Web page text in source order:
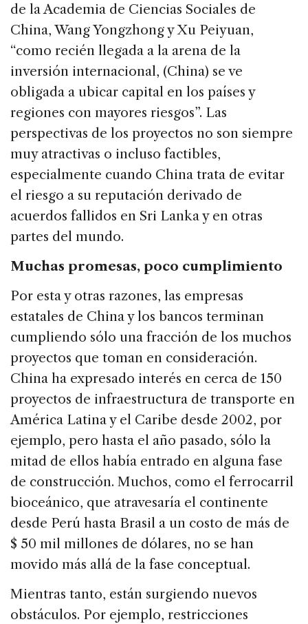
de la Academia de Ciencias Sociales de
China, Wang Yongzhong y Xu Peiyuan,
“como recién llegada a la arena de la
inversión internacional, (China) se ve
obligada a ubicar capital en los países y
regiones con mayores riesgos”. Las
perspectivas de los proyectos no son siempre
muy atractivas o incluso factibles,
especialmente cuando China trata de evitar
el riesgo a su reputación derivado de
acuerdos fallidos en Sri Lanka y en otras
partes del mundo.
Muchas promesas, poco cumplimiento
Por esta y otras razones, las empresas
estatales de China y los bancos terminan
cumpliendo sólo una fracción de los muchos
proyectos que toman en consideración.
China ha expresado interés en cerca de 150
proyectos de infraestructura de transporte en
América Latina y el Caribe desde 2002, por
ejemplo, pero hasta el año pasado, sólo la
mitad de ellos había entrado en alguna fase
de construcción. Muchos, como el ferrocarril
bioceánico, que atravesaría el continente
desde Perú hasta Brasil a un costo de más de
$ 50 mil millones de dólares, no se han
movido más allá de la fase conceptual.
Mientras tanto, están surgiendo nuevos
obstáculos. Por ejemplo, restricciones